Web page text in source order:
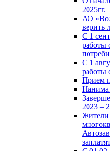
2025гг.
АО
верить
С 1
работы
С 1
работы
Прием
2023 –
Жители